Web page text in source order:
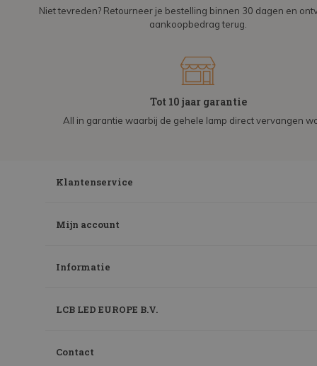
Niet tevreden? Retourneer je bestelling binnen 30 dagen en
aankoopbedrag terug.
Tot 10 jaar garantie
All in garantie waarbij de gehele lamp direct vervangen
Klantenservice
Mijn account
Informatie
LCB LED EUROPE B.V.
Contact